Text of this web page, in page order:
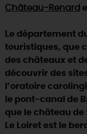
Château-Renard
Le département
touristiques, que
des châteaux et
découvrir des
l’oratoire
le pont-canal de
que le château
Le Loiret est le